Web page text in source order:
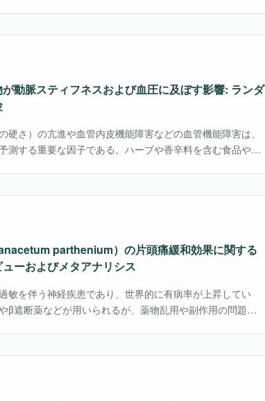
む文化が広がっている。しかし一方で、ハイドロゾルの有
の化学組成や抗菌作用、安全性を詳細に解析し、皮膚科学
したものである。
動脈スティフネスおよび血圧に及ぼす影響: ランダ
硬さ）の亢進や血管内皮機能障害などの血管機能障害は、
測する重要な因子である。ハーブや香辛料を含む食品や栄
senticosus））は、従来は根や根茎の利用が中
parthenium）の片頭痛緩和効果に関する
ーおよびメタアナリシス
敏を伴う神経疾患であり、世界的に有病率が上昇してい
β遮断薬などが用いられるが、薬物乱用や副作用の問題か